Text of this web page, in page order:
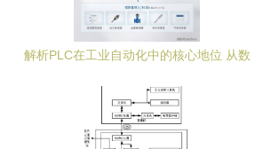
解析PLC在工业自动化中的核心地位 从数